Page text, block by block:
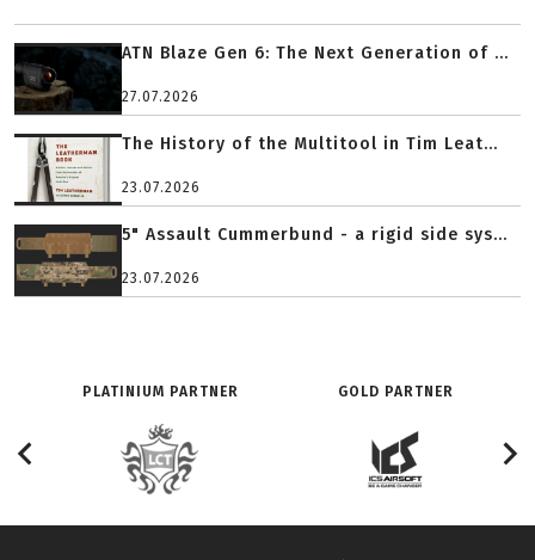
ATN Blaze Gen 6: The Next Generation of ...
27.07.2026
The History of the Multitool in Tim Leat...
23.07.2026
5" Assault Cummerbund - a rigid side sys...
23.07.2026
PLATINIUM PARTNER GOLD PARTNER